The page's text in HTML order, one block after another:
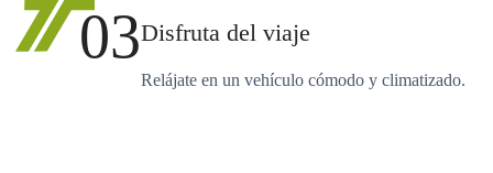
03Disfruta del viaje
Relájate en un vehículo cómodo y climatizado.